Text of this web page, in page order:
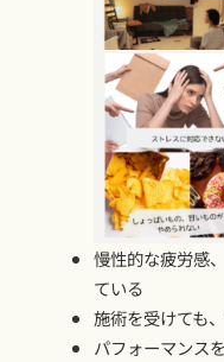
慢性的な疲労感
ている
施術を受けても
パフォーマンス